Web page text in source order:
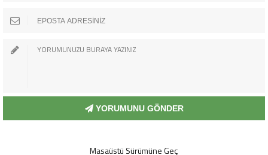
YORUMUNU GÖNDER
Masaüstü Sürümüne Geç